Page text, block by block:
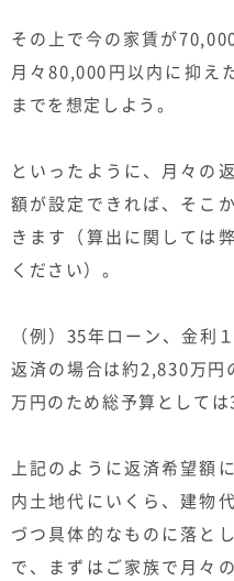
その上で今の家賃が
月々80,000円以内に抑え
までを想定しよう。
といったように、月々の
額が設定できれば、そこ
きます（算出に関しては
ください）。
（例）35年ローン、金利
返済の場合は約2,830万円
万円のため総予算として
上記のように返済希望額
内土地代にいくら、建物
づつ具体的なものに落と
で、まずはご家族で月々